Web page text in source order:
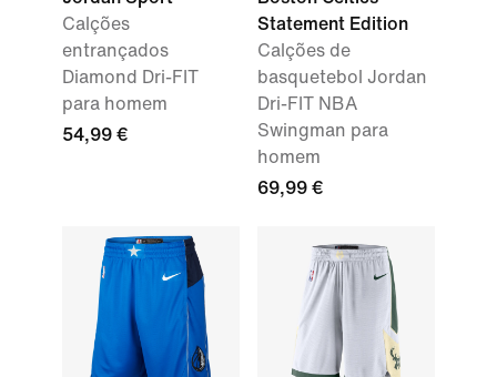
Calções
entrançados
Diamond Dri-FIT
para homem
54,99 €
Statement Edition
Calções de
basquetebol Jordan
Dri-FIT NBA
Swingman para
homem
69,99 €